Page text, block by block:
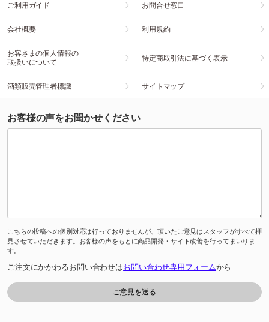
ご利用ガイド お問合せ窓口
会社概要 利用規約
お客さまの個人情報の
取扱いについて
特定商取引法に基づく表示
酒類販売管理者標識 サイトマップ
お客様の声をお聞かせください
こちらの投稿への個別対応は行っておりませんが、頂いたご意見はスタッフがすべて拝
見させていただきます。お客様の声をもとに商品開発・サイト改善を行ってまいりま
す。
ご注文にかかわるお問い合わせはお問い合わせ専用フォームから